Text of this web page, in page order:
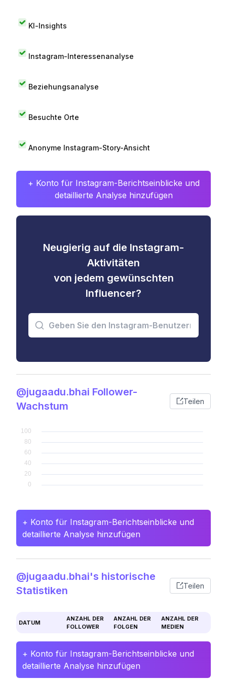
KI-Insights
Instagram-Interessenanalyse
Beziehungsanalyse
Besuchte Orte
Anonyme Instagram-Story-Ansicht
+ Konto für Instagram-Berichtseinblicke und
detaillierte Analyse hinzufügen
Neugierig auf die Instagram-
Aktivitäten
von jedem gewünschten
Influencer?
@jugaadu.bhai Follower-
Wachstum
Teilen
+ Konto für Instagram-Berichtseinblicke und
detaillierte Analyse hinzufügen
@jugaadu.bhai's historische
Statistiken
Teilen
DATUM
ANZAHL DER
FOLLOWER
ANZAHL DER
FOLGEN
ANZAHL DER
MEDIEN
+ Konto für Instagram-Berichtseinblicke und
detaillierte Analyse hinzufügen